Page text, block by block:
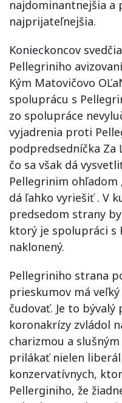
najdominantnejšia a
najprijateľnejšia.
Konieckoncov
Pellegriniho
Kým Matovičovo
spoluprácu s
zo spolupráce
vyjadrenia proti
podpredsedníčka Za
čo sa však dá
Pellegrinim ohľadom
dá ľahko vyriešiť . V
predsedom strany
ktorý je spolupráci s
naklonený.
Pellegriniho strana
prieskumov má
čudovať. Je to
koronakrízy zvládol
charizmou a
prilákať nielen
konzervatívnych,
Pellerginiho, že